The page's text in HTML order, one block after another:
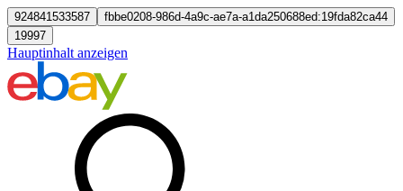
924841533587
fbbe0208-986d-4a9c-ae7a-a1da250688ed:19fda82ca44
19997
Hauptinhalt anzeigen